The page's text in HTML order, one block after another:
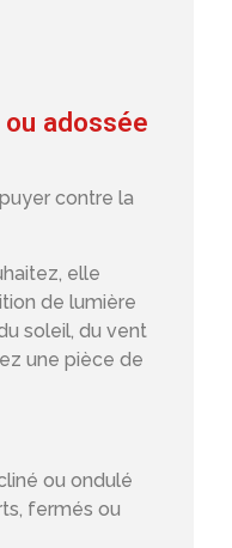
adossée
contre la
elle
de lumière
soleil, du vent
une pièce de
ou ondulé
fermés ou